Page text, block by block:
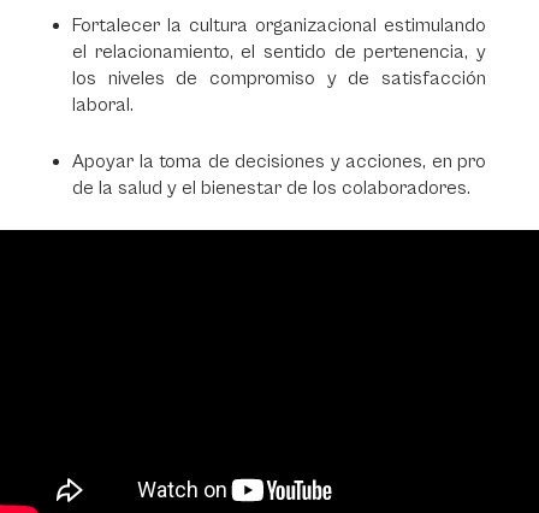
Fortalecer la cultura organizacional estimulando
el relacionamiento, el sentido de pertenencia, y
los niveles de compromiso y de satisfacción
laboral.
Apoyar la toma de decisiones y acciones, en pro
de la salud y el bienestar de los colaboradores.